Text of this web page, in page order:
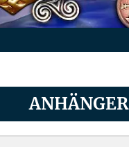
ANHÄNGER